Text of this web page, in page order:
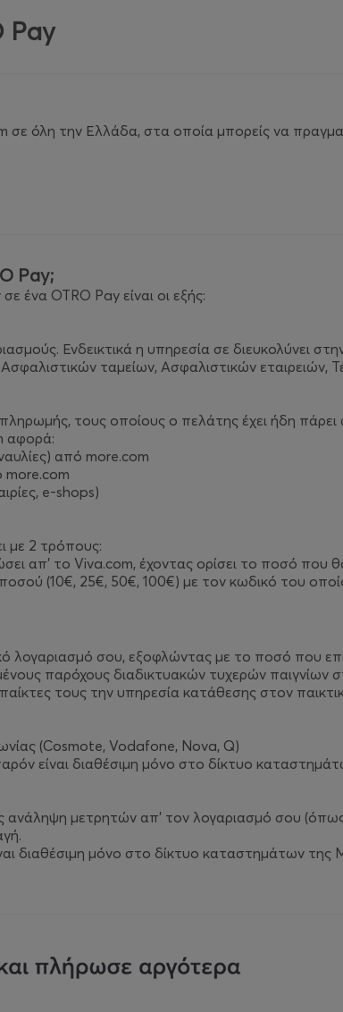
Pay
σε όλη την Ελλάδα, στα οποία μπορείς να
Pay;
ένα OTRO Pay είναι οι εξής:
Ενδεικτικά η υπηρεσία σε διευκολύνει
ταμείων, Ασφαλιστικών
τους οποίους ο πελάτης έχει ήδη
αφορά:
από more.com
more.com
e-shops)
με 2 τρόπους:
απ’ το Viva.com, έχοντας ορίσει το ποσό που
(10€, 25€, 50€, 100€) με τον κωδικό του
λογαριασμό σου, εξοφλώντας με το ποσό που
παρόχους διαδικτυακών τυχερών παιγνίων
τους την υπηρεσία κατάθεσης στον
(Cosmote, Vodafone, Nova, Q)
είναι διαθέσιμη μόνο στο δίκτυο
ανάληψη μετρητών απ’ τον λογαριασμό σου
διαθέσιμη μόνο στο δίκτυο καταστημάτων